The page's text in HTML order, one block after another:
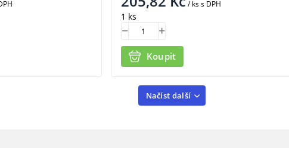
/ kss DPH
1 ks
Koupit
Načíst další